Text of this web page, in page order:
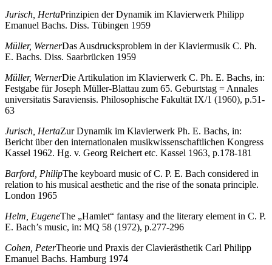
Jurisch, HertaPrinzipien der Dynamik im Klavierwerk Philipp
Emanuel Bachs. Diss. Tübingen 1959
Müller, WernerDas Ausdrucksproblem in der Klaviermusik C. Ph.
E. Bachs. Diss. Saarbrücken 1959
Müller, WernerDie Artikulation im Klavierwerk C. Ph. E. Bachs, in:
Festgabe für Joseph Müller-Blattau zum 65. Geburtstag = Annales
universitatis Saraviensis. Philosophische Fakultät IX/1 (1960), p.51-
63
Jurisch, HertaZur Dynamik im Klavierwerk Ph. E. Bachs, in:
Bericht über den internationalen musikwissenschaftlichen Kongress
Kassel 1962. Hg. v. Georg Reichert etc. Kassel 1963, p.178-181
Barford, PhilipThe keyboard music of C. P. E. Bach considered in
relation to his musical aesthetic and the rise of the sonata principle.
London 1965
Helm, EugeneThe „Hamlet“ fantasy and the literary element in C. P.
E. Bach’s music, in: MQ 58 (1972), p.277-296
Cohen, PeterTheorie und Praxis der Clavierästhetik Carl Philipp
Emanuel Bachs. Hamburg 1974